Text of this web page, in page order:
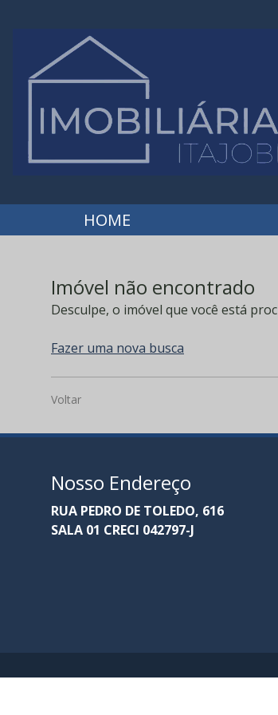
HOME
Imóvel não encontrado
Desculpe, o imóvel que você está
Fazer uma nova busca
Voltar
Nosso Endereço
RUA PEDRO DE TOLEDO, 616
SALA 01 CRECI 042797-J